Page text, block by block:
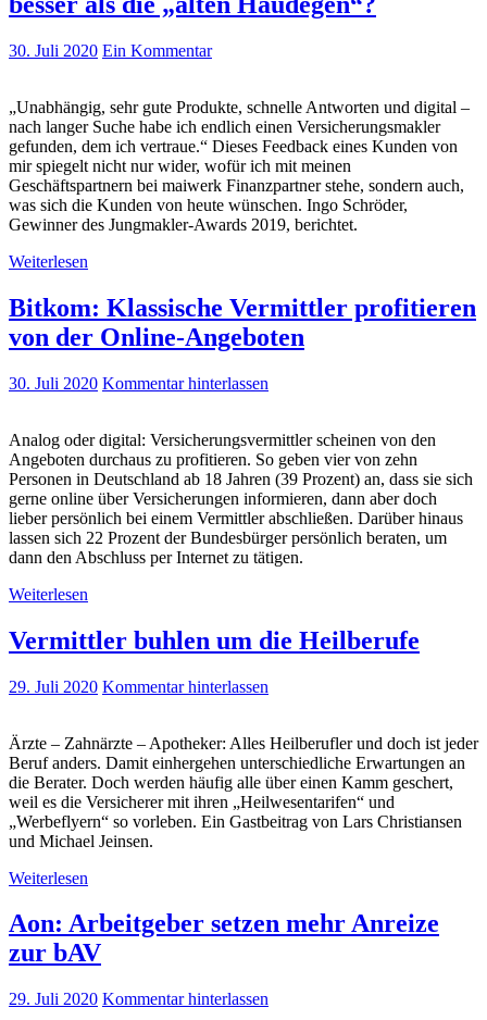
30. Juli 2020 Ein Kommentar
„Unabhängig, sehr gute Produkte, schnelle Antworten und digital –
nach langer Suche habe ich endlich einen Versicherungsmakler
gefunden, dem ich vertraue.“ Dieses Feedback eines Kunden von
mir spiegelt nicht nur wider, wofür ich mit meinen
Geschäftspartnern bei maiwerk Finanzpartner stehe, sondern auch,
was sich die Kunden von heute wünschen. Ingo Schröder,
Gewinner des Jungmakler-Awards 2019, berichtet.
Weiterlesen
Bitkom: Klassische Vermittler profitieren
von der Online-Angeboten
30. Juli 2020 Kommentar hinterlassen
Analog oder digital: Versicherungsvermittler scheinen von den
Angeboten durchaus zu profitieren. So geben vier von zehn
Personen in Deutschland ab 18 Jahren (39 Prozent) an, dass sie sich
gerne online über Versicherungen informieren, dann aber doch
lieber persönlich bei einem Vermittler abschließen. Darüber hinaus
lassen sich 22 Prozent der Bundesbürger persönlich beraten, um
dann den Abschluss per Internet zu tätigen.
Weiterlesen
Vermittler buhlen um die Heilberufe
29. Juli 2020 Kommentar hinterlassen
Ärzte – Zahnärzte – Apotheker: Alles Heilberufler und doch ist jeder
Beruf anders. Damit einhergehen unterschiedliche Erwartungen an
die Berater. Doch werden häufig alle über einen Kamm geschert,
weil es die Versicherer mit ihren „Heilwesentarifen“ und
„Werbeflyern“ so vorleben. Ein Gastbeitrag von Lars Christiansen
und Michael Jeinsen.
Weiterlesen
Aon: Arbeitgeber setzen mehr Anreize
zur bAV
29. Juli 2020 Kommentar hinterlassen